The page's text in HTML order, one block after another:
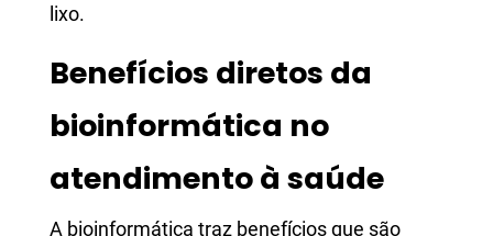
lixo.
Benefícios diretos da
bioinformática no
atendimento à saúde
A bioinformática traz benefícios que são